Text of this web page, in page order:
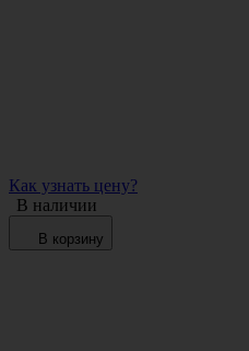
Как узнать цену?
В наличии
В корзину